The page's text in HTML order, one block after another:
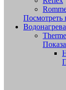
Посмотреть